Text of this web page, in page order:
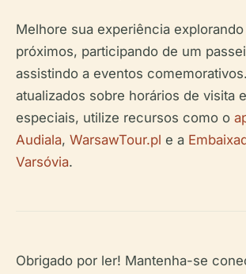
Melhore sua experiência
próximos, participando de um
assistindo a eventos
atualizados sobre horários de visita
especiais, utilize recursos como o
Audiala, WarsawTour.pl e a
Varsóvia.
Obrigado por ler! Mantenha-se